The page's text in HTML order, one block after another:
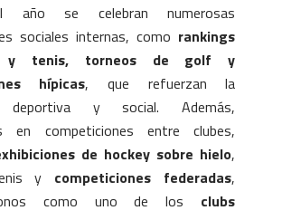
año se celebran numerosas
sociales internas, como rankings
y tenis, torneos de golf y
hípicas, que refuerzan la
deportiva y social. Además,
en competiciones entre clubes,
de hockey sobre hielo,
y competiciones federadas,
como uno de los clubs